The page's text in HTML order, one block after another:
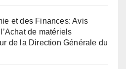
et des Finances: Avis
de matériels
de la Direction Générale du